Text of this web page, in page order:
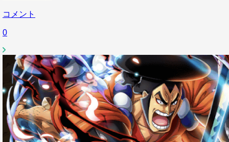
コメント
0